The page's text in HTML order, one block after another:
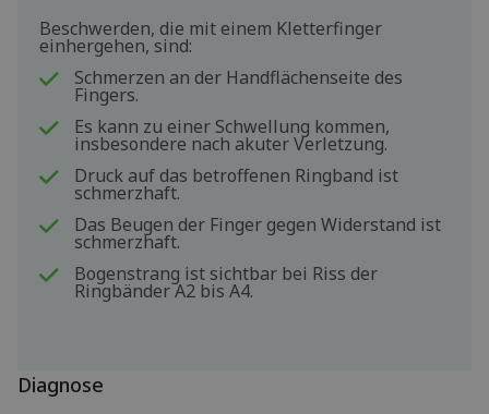
Beschwerden, die mit einem Kletterfinger
einhergehen, sind:
Schmerzen an der Handflächenseite des
Fingers.
Es kann zu einer Schwellung kommen,
insbesondere nach akuter Verletzung.
Druck auf das betroffenen Ringband ist
schmerzhaft.
Das Beugen der Finger gegen Widerstand ist
schmerzhaft.
Bogenstrang ist sichtbar bei Riss der
Ringbänder A2 bis A4.
Diagnose